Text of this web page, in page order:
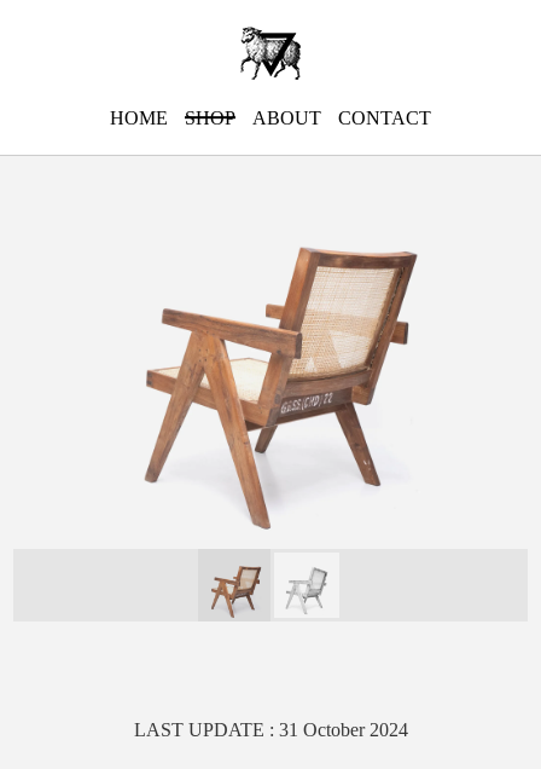
HOME SHOP ABOUT CONTACT
LAST UPDATE : 31 October 2024